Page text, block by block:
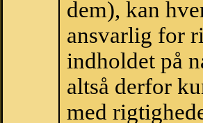
dem), kan
ansvarlig for
indholdet på
altså derfor
med